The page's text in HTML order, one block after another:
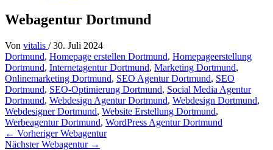
Webagentur Dortmund
Von vitalis /30. Juli 2024
Dortmund, Homepage erstellen Dortmund, Homepageerstellung
Dortmund, Internetagentur Dortmund, Marketing Dortmund,
Onlinemarketing Dortmund, SEO Agentur Dortmund, SEO
Dortmund, SEO-Optimierung Dortmund, Social Media Agentur
Dortmund, Webdesign Agentur Dortmund, Webdesign Dortmund,
Webdesigner Dortmund, Website Erstellung Dortmund,
Werbeagentur Dortmund, WordPress Agentur Dortmund
← Vorheriger Webagentur
Nächster Webagentur →